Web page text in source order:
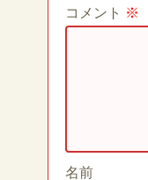
コメント ※
名前